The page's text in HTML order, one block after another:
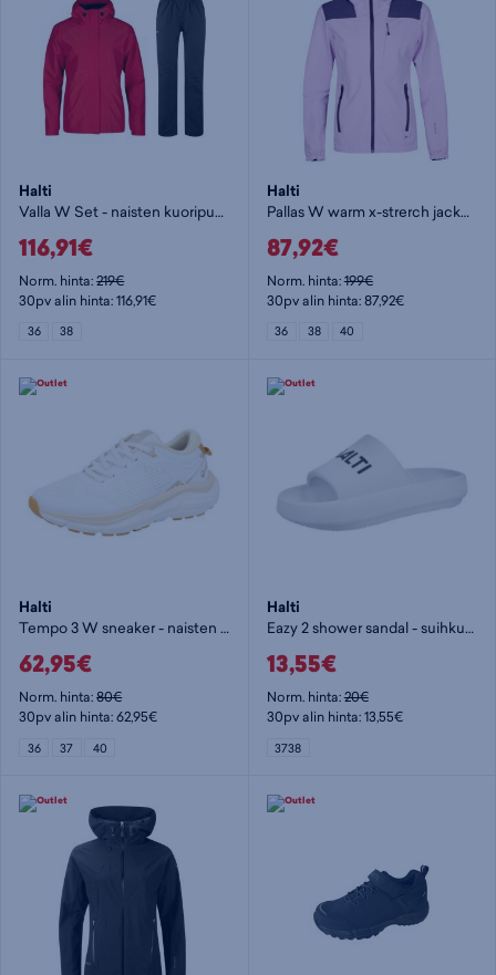
Halti
Valla W Set - naisten kuoripuku
116,91€
Norm. hinta:219€
30pv alin hinta: 116,91€
36 38
Halti
Pallas W warm x-strerch jacket - naisten stretch-takki
87,92€
Norm. hinta:199€
30pv alin hinta: 87,92€
36 38 40
Halti
Tempo 3 W sneaker - naisten kävelykengät
62,95€
Norm. hinta:80€
30pv alin hinta: 62,95€
36 37 40
Halti
Eazy 2 shower sandal - suihkusandaalit
13,55€
Norm. hinta:20€
30pv alin hinta: 13,55€
3738